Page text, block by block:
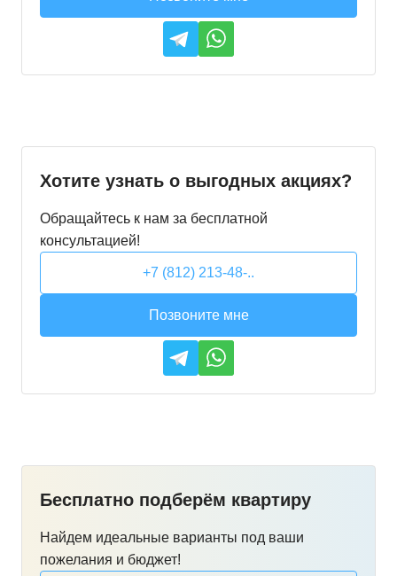
Хотите узнать о выгодных акциях?
Обращайтесь к нам за бесплатной
консультацией!
+7 (812) 213-48-..
Позвоните мне
Бесплатно подберём квартиру
Найдем идеальные варианты под ваши
пожелания и бюджет!